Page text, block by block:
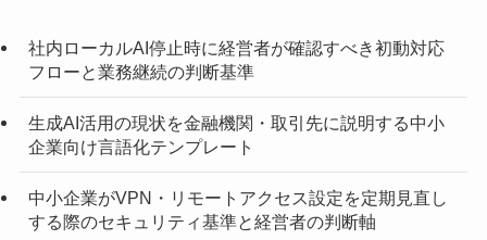
社内ローカルAI停止時に経営者が確認すべき初動対応
フローと業務継続の判断基準
生成AI活用の現状を金融機関・取引先に説明する中小
企業向け言語化テンプレート
中小企業がVPN・リモートアクセス設定を定期見直し
する際のセキュリティ基準と経営者の判断軸